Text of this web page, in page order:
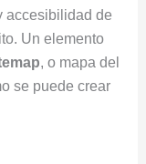
accesibilidad de
Un elemento
, o mapa del
se puede crear